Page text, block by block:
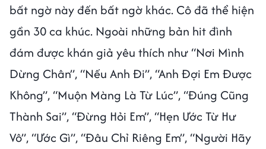
bất ngờ này đến bất ngờ khác. Cô đã thể hiện
gần 30 ca khúc. Ngoài những bản hit đình
đám được khán giả yêu thích như “Nơi Mình
Dừng Chân”, “Nếu Anh Đi”, “Anh Đợi Em Được
Không”, “Muộn Màng Là Từ Lúc”, “Đúng Cũng
Thành Sai”, “Đừng Hỏi Em”, “Hẹn Ước Từ Hư
Vô”, “Ước Gì”, “Đâu Chỉ Riêng Em”, “Người Hãy